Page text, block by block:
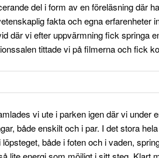
del i form av en föreläsning där
fakta och egna erfarenheter
där vi efter uppvärmning fick springa
tittade vi på filmerna och fick
vi ute i parken igen där vi under
både enskilt och i par. I det stora
både i foten och i vaden,